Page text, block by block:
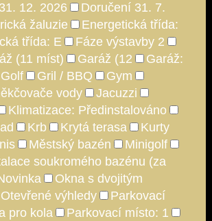
12. 2026
Doručení 31. 7.
žaluzie
Energetická třída:
třída: E
Fáze výstavby 2
(11 míst) Garáž (12
Garáž:
Golf Gril / BBQ
Gym
vody
Jacuzzi
Klimatizace: Předinstalováno
Krb Krytá terasa
Kurty
Městský bazén
Minigolf
soukromého bazénu (za
Okna s dvojitým
Otevřené výhledy
Parkovací
pro kola
Parkovací místo: 1